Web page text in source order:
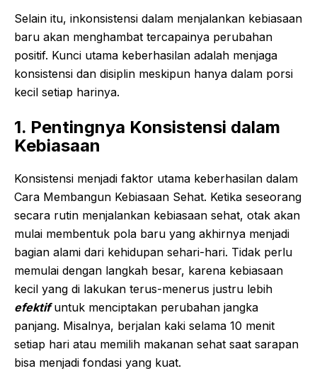
Selain itu, inkonsistensi dalam menjalankan kebiasaan
baru akan menghambat tercapainya perubahan
positif. Kunci utama keberhasilan adalah menjaga
konsistensi dan disiplin meskipun hanya dalam porsi
kecil setiap harinya.
1. Pentingnya Konsistensi dalam
Kebiasaan
Konsistensi menjadi faktor utama keberhasilan dalam
Cara Membangun Kebiasaan Sehat. Ketika seseorang
secara rutin menjalankan kebiasaan sehat, otak akan
mulai membentuk pola baru yang akhirnya menjadi
bagian alami dari kehidupan sehari-hari. Tidak perlu
memulai dengan langkah besar, karena kebiasaan
kecil yang di lakukan terus-menerus justru lebih
efektifuntuk menciptakan perubahan jangka
panjang. Misalnya, berjalan kaki selama 10 menit
setiap hari atau memilih makanan sehat saat sarapan
bisa menjadi fondasi yang kuat.